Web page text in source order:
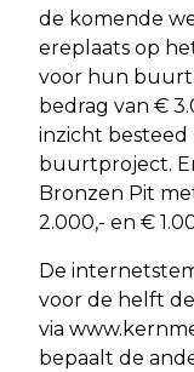
de komende
ereplaats op
voor hun
bedrag van €
inzicht besteed
buurtproject.
Bronzen Pit
2.000,- en €
De
voor de helft
via
bepaalt de